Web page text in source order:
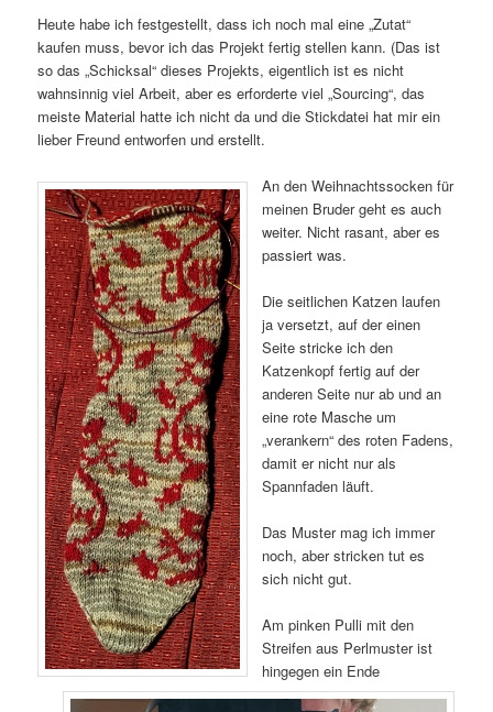
Heute habe ich festgestellt, dass ich noch mal eine „Zutat“
kaufen muss, bevor ich das Projekt fertig stellen kann. (Das ist
so das „Schicksal“ dieses Projekts, eigentlich ist es nicht
wahnsinnig viel Arbeit, aber es erforderte viel „Sourcing“, das
meiste Material hatte ich nicht da und die Stickdatei hat mir ein
lieber Freund entworfen und erstellt.
An den Weihnachtssocken für
meinen Bruder geht es auch
weiter. Nicht rasant, aber es
passiert was.
Die seitlichen Katzen laufen
ja versetzt, auf der einen
Seite stricke ich den
Katzenkopf fertig auf der
anderen Seite nur ab und an
eine rote Masche um
„verankern“ des roten Fadens,
damit er nicht nur als
Spannfaden läuft.
Das Muster mag ich immer
noch, aber stricken tut es
sich nicht gut.
Am pinken Pulli mit den
Streifen aus Perlmuster ist
hingegen ein Ende